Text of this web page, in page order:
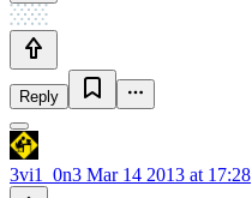
Reply
3vi1_0n3 Mar 14 2013 at 17:28